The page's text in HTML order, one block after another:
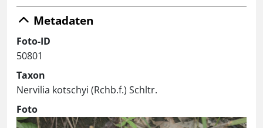
Metadaten
Foto-ID
50801
Taxon
Nervilia kotschyi (Rchb.f.) Schltr.
Foto